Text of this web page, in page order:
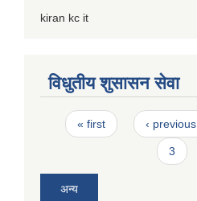
kiran kc it
विधुतीय शुसासन सेवा
Pages
« first ‹ previous
3
अन्य